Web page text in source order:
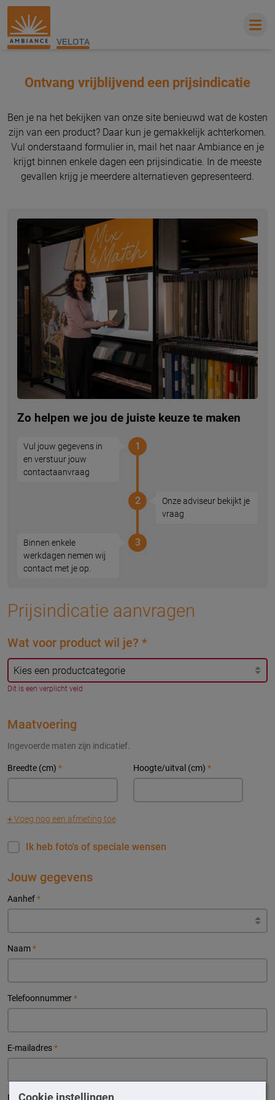
Cookie instellingen
VELOTA
Ontvang vrijblijvend een prijsindicatie
Ben je na het bekijken van onze site benieuwd wat de kosten
zijn van een product? Daar kun je gemakkelijk achterkomen.
Vul onderstaand formulier in, mail het naar Ambiance en je
krijgt binnen enkele dagen een prijsindicatie. In de meeste
gevallen krijg je meerdere alternatieven gepresenteerd.
Prijsindicatie aanvragen
Wat voor product wil je? *
Dit is een verplicht veld
Maatvoering
Ingevoerde maten zijn indicatief.
Breedte (cm) * Hoogte/uitval (cm) *
+Voeg nog een afmeting toe
Ik heb foto's of speciale wensen
Jouw gegevens
Aanhef*
Naam*
Telefoonnummer*
E-mailadres*
Postcode*
Zo helpen we jou de juiste keuze te maken
Vul jouw gegevens in
en verstuur jouw
contactaanvraag
1
Onze adviseur bekijkt je
vraag
2
Binnen enkele
werkdagen nemen wij
contact met je op.
3